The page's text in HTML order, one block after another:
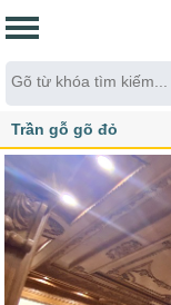
Trần gỗ gõ đỏ